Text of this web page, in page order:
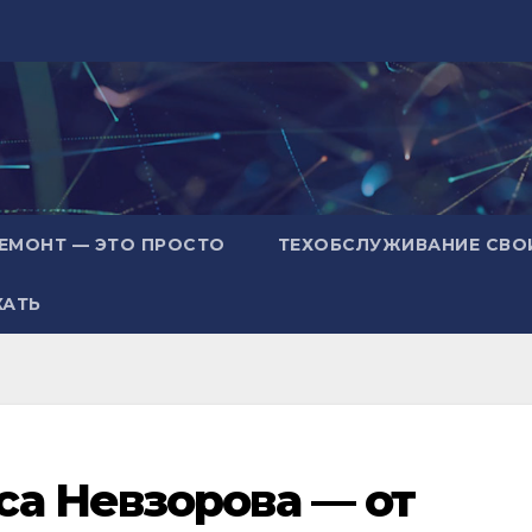
— ЭТО ПРОСТО ТЕХОБСЛУЖИВАНИЕ
Невзорова — от